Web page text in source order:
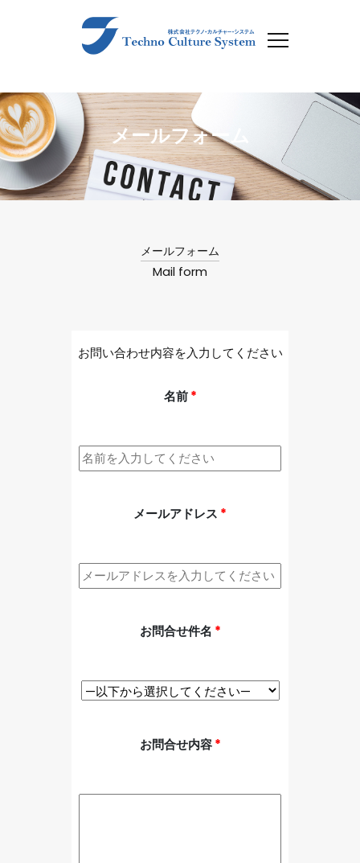
メールフォーム
メールフォーム
Mail form
お問い合わせ内容を入力してください
名前*
メールアドレス *
お問合せ件名 *
お問合せ内容*